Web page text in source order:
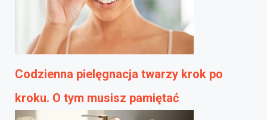
Codzienna pielęgnacja twarzy krok po
kroku. O tym musisz pamiętać